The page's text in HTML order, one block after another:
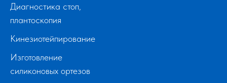
Диагностика стоп,
плантоскопия
Кинезиотейпирование
Изготовление
силиконовых ортезов